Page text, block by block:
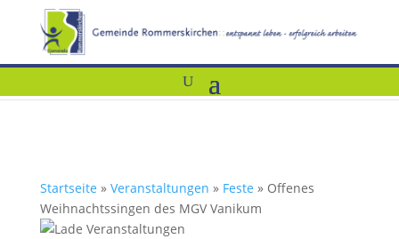
Startseite » Veranstaltungen » Feste » Offenes
Weihnachtssingen des MGV Vanikum